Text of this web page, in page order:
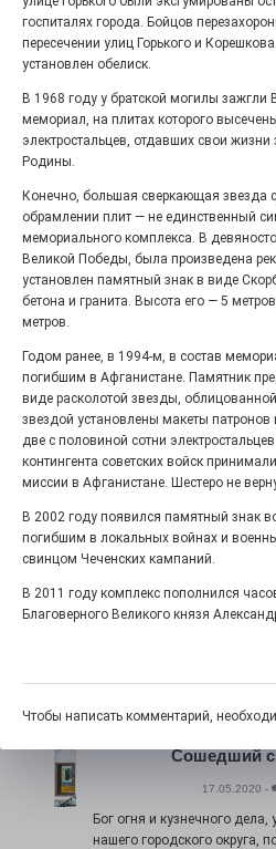
Читать
В честь
17.05.2020 -
В судьбе каждого города
был Владимир Ярыгин —
Социалистического Труда,
золотыми руками и
Владимира Михайловича не
но память о нём жива: в
состоялось торжественное
мемориальной доски на
Читать
Сошедший с
17.05.2020 -
Бог огня и кузнечного
нашего городского округа,
госпиталях города. Бойцов
пересечении улиц Горького и
установлен обелиск.
В 1968 году у братской могилы зажгли
мемориал, на плитах которого
электростальцев, отдавших свои
Родины.
Конечно, большая сверкающая звезда
обрамлении плит — не единственный
мемориального комплекса. В
Великой Победы, была произведена
установлен памятный знак в виде
бетона и гранита. Высота его — 5
метров.
Годом ранее, в 1994-м, в состав
погибшим в Афганистане. Памятник
виде расколотой звезды,
звездой установлены макеты
две с половиной сотни
контингента советских войск
миссии в Афганистане. Шестеро не
В 2002 году появился памятный знак
погибшим в локальных войнах и
свинцом Чеченских кампаний.
В 2011 году комплекс пополнился
Благоверного Великого князя
Чтобы написать комментарий,